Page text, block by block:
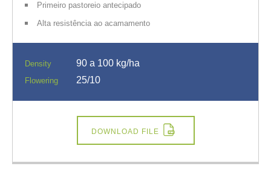
Primeiro pastoreio antecipado
Alta resistência ao acamamento
Density 90 a 100 kg/ha
Flowering 25/10
DOWNLOAD FILE